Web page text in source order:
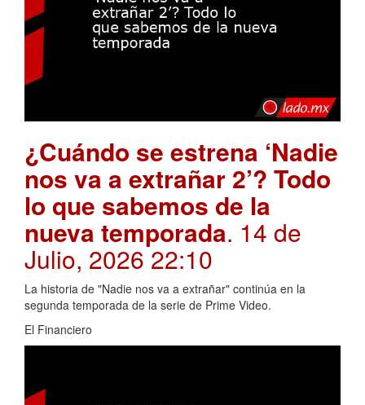
¿Cuándo se estrena ‘Nadie
nos va a extrañar 2’? Todo
lo que sabemos de la
nueva temporada. 14 de
Julio, 2026 22:10
La historia de "Nadie nos va a extrañar" continúa en la
segunda temporada de la serie de Prime Video.
El Financiero